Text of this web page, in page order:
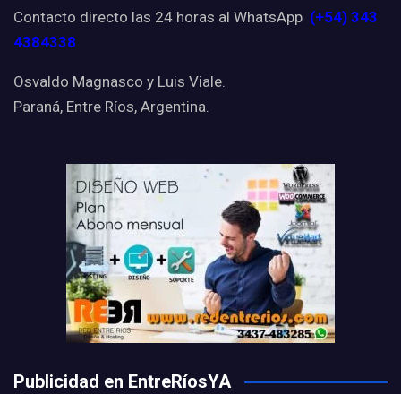
Contacto directo las 24 horas al WhatsApp (+54) 343
4384338
Osvaldo Magnasco y Luis Viale.
Paraná, Entre Ríos, Argentina.
Publicidad en EntreRíosYA